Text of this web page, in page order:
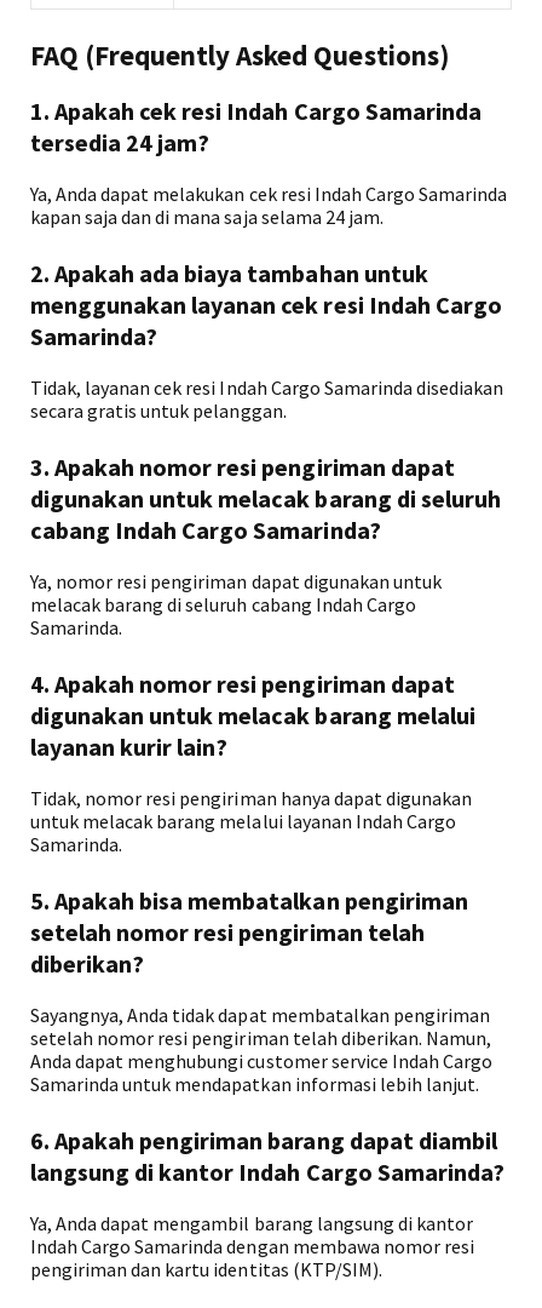
FAQ (Frequently Asked Questions)
1. Apakah cek resi Indah Cargo Samarinda
tersedia 24 jam?
Ya, Anda dapat melakukan cek resi Indah Cargo Samarinda
kapan saja dan di mana saja selama 24 jam.
2. Apakah ada biaya tambahan untuk
menggunakan layanan cek resi Indah Cargo
Samarinda?
Tidak, layanan cek resi Indah Cargo Samarinda disediakan
secara gratis untuk pelanggan.
3. Apakah nomor resi pengiriman dapat
digunakan untuk melacak barang di seluruh
cabang Indah Cargo Samarinda?
Ya, nomor resi pengiriman dapat digunakan untuk
melacak barang di seluruh cabang Indah Cargo
Samarinda.
4. Apakah nomor resi pengiriman dapat
digunakan untuk melacak barang melalui
layanan kurir lain?
Tidak, nomor resi pengiriman hanya dapat digunakan
untuk melacak barang melalui layanan Indah Cargo
Samarinda.
5. Apakah bisa membatalkan pengiriman
setelah nomor resi pengiriman telah
diberikan?
Sayangnya, Anda tidak dapat membatalkan pengiriman
setelah nomor resi pengiriman telah diberikan. Namun,
Anda dapat menghubungi customer service Indah Cargo
Samarinda untuk mendapatkan informasi lebih lanjut.
6. Apakah pengiriman barang dapat diambil
langsung di kantor Indah Cargo Samarinda?
Ya, Anda dapat mengambil barang langsung di kantor
Indah Cargo Samarinda dengan membawa nomor resi
pengiriman dan kartu identitas (KTP/SIM).